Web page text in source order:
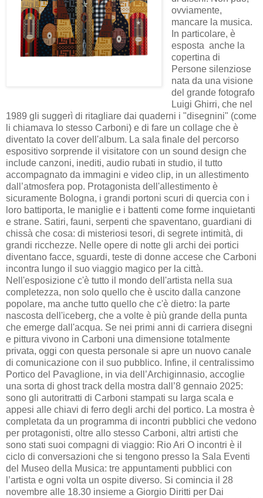
ovviamente,
mancare la musica.
In particolare, è
esposta anche la
copertina di
Persone silenziose
nata da una visione
del grande fotografo
Luigi Ghirri, che nel
1989 gli suggerì di ritagliare dai quaderni i "disegnini" (come
li chiamava lo stesso Carboni) e di fare un collage che è
diventato la cover dell'album. La sala finale del percorso
espositivo sorprende il visitatore con un sound design che
include canzoni, inediti, audio rubati in studio, il tutto
accompagnato da immagini e video clip, in un allestimento
dall’atmosfera pop. Protagonista dell'allestimento è
sicuramente Bologna, i grandi portoni scuri di quercia con i
loro battiporta, le maniglie e i battenti come forme inquietanti
e strane. Satiri, fauni, serpenti che spaventano, guardiani di
chissà che cosa: di misteriosi tesori, di segrete intimità, di
grandi ricchezze. Nelle opere di notte gli archi dei portici
diventano facce, sguardi, teste di donne accese che Carboni
incontra lungo il suo viaggio magico per la città.
Nell'esposizione c'è tutto il mondo dell'artista nella sua
completezza, non solo quello che è uscito dalla canzone
popolare, ma anche tutto quello che c'è dietro: la parte
nascosta dell'iceberg, che a volte è più grande della punta
che emerge dall'acqua. Se nei primi anni di carriera disegni
e pittura vivono in Carboni una dimensione totalmente
privata, oggi con questa personale si apre un nuovo canale
di comunicazione con il suo pubblico. Infine, il centralissimo
Portico del Pavaglione, in via dell’Archiginnasio, accoglie
una sorta di ghost track della mostra dall’8 gennaio 2025:
sono gli autoritratti di Carboni stampati su larga scala e
appesi alle chiavi di ferro degli archi del portico. La mostra è
completata da un programma di incontri pubblici che vedono
per protagonisti, oltre allo stesso Carboni, altri artisti che
sono stati suoi compagni di viaggio: Rio Ari O incontri è il
ciclo di conversazioni che si tengono presso la Sala Eventi
del Museo della Musica: tre appuntamenti pubblici con
l’artista e ogni volta un ospite diverso. Si comincia il 28
novembre alle 18.30 insieme a Giorgio Diritti per Dai